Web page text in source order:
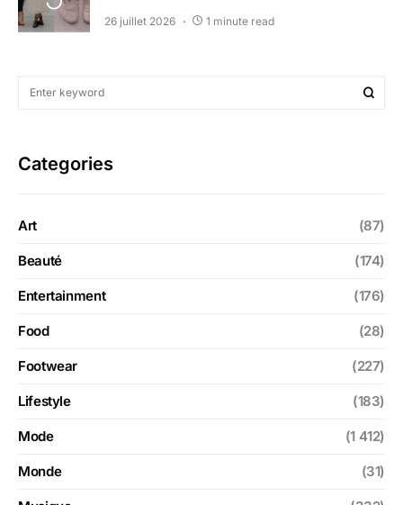
26 juillet 2026 1 minute read
Categories
Art (87)
Beauté (174)
Entertainment (176)
Food (28)
Footwear (227)
Lifestyle (183)
Mode (1 412)
Monde (31)